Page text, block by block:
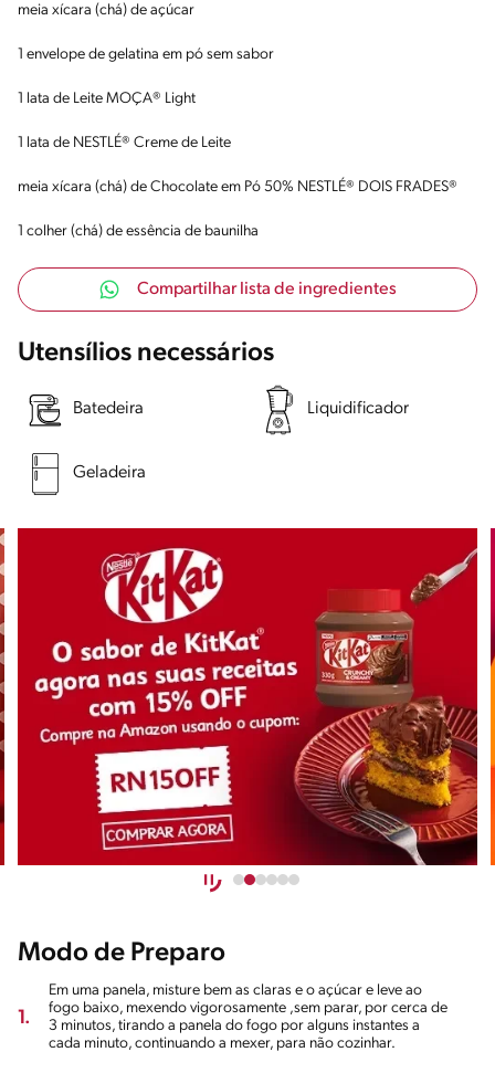
meia xícara (chá) de açúcar
1 envelope de gelatina em pó sem sabor
1 lata de Leite MOÇA® Light
1 lata de NESTLÉ® Creme de Leite
meia xícara (chá) de Chocolate em Pó 50% NESTLÉ® DOIS FRADES®
1 colher (chá) de essência de baunilha
Compartilhar lista de ingredientes
Utensílios necessários
Batedeira Liquidificador
Geladeira
Modo de Preparo
1.
Em uma panela, misture bem as claras e o açúcar e leve ao
fogo baixo, mexendo vigorosamente ,sem parar, por cerca de
3 minutos, tirando a panela do fogo por alguns instantes a
cada minuto, continuando a mexer, para não cozinhar.